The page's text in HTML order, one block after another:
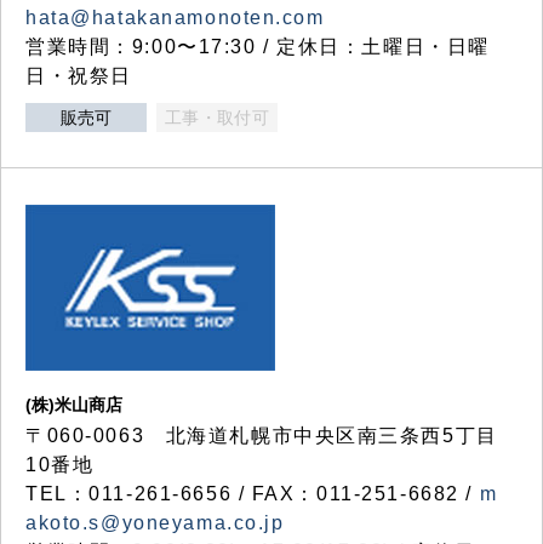
hata@hatakanamonoten.com
営業時間：9:00〜17:30 / 定休日：土曜日・日曜
日・祝祭日
販売可 工事・取付可
(株)米山商店
〒060-0063 北海道札幌市中央区南三条西5丁目
10番地
TEL：011-261-6656 / FAX：011-251-6682 / m
akoto.s@yoneyama.co.jp